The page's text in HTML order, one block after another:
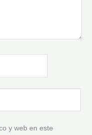
y web en este